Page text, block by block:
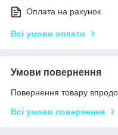
Оплата на рахунок
Всі умови оплати
Умови повернення
Повернення товару
Всі умови повернення